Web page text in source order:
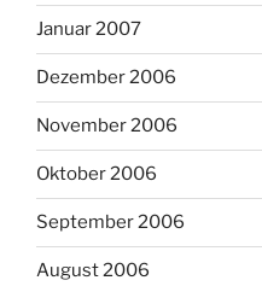
Januar 2007
Dezember 2006
November 2006
Oktober 2006
September 2006
August 2006